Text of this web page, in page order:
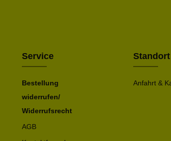
Service
Bestellung
widerrufen/
Widerrufsrecht
AGB
Standort
Anfahrt &